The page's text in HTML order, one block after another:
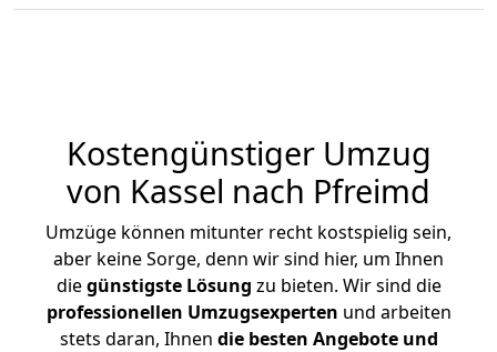
Kostengünstiger Umzug
von Kassel nach Pfreimd
Umzüge können mitunter recht kostspielig sein,
aber keine Sorge, denn wir sind hier, um Ihnen
diegünstigste Lösung zu bieten. Wir sind die
professionellen Umzugsexperten und arbeiten
stets daran, Ihnen die besten Angebote und